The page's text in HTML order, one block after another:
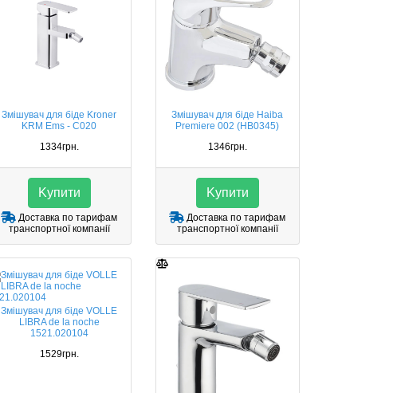
Змішувач для біде Kroner
KRM Ems - C020
1334грн.
Kупити
Доставка по тарифам
транспортної компанії
Змішувач для біде Haiba
Premiere 002 (HB0345)
1346грн.
Kупити
Доставка по тарифам
транспортної компанії
Змiшувач для біде VOLLE
LIBRA de la noche
1521.020104
1529грн.